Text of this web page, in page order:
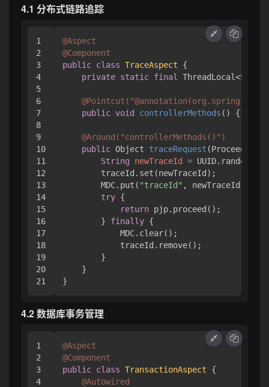
4.1 分布式链路追踪
1
2
3
4
5
6
7
8
9
10
11
12
13
14
15
16
17
18
19
20
@Aspect
@Component
public class TraceAspect {
private static final
public void controllerMethods () {}
@Around("controllerMethods()")
public Object traceRequest
String
newTraceId =
        traceId.set(newTraceId);
        MDC.put(
"traceId" , newTraceId);
try {
return pjp.proceed();
        }
finally {
            MDC.clear();
            traceId.remove();
        }
    }
4.2 数据库事务管理
1
2
3
4
@Aspect
@Component
public class TransactionAspect {
@Autowired